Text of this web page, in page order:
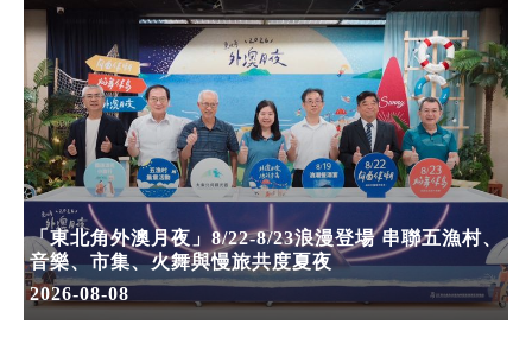
「東北角外澳月夜」8/22-8/23浪漫登場 串聯五漁村、
音樂、市集、火舞與慢旅共度夏夜
2026-08-08